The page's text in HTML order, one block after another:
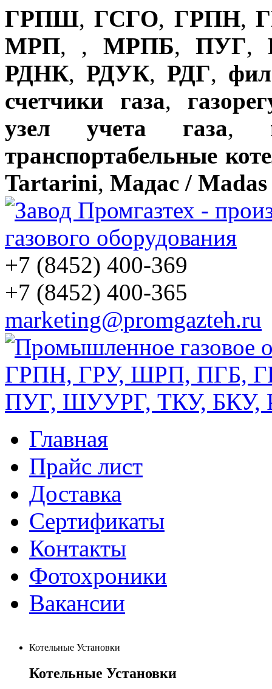
ГРПШ,ГСГО, ГРПН,
МРП, , МРПБ, ПУГ,
РДНК, РДУК, РДГ,
счетчики газа,
узел учета газа,
транспортабельные
Tartarini, Мадас / Madas
+7 (8452) 400-369
+7 (8452) 400-365
marketing@promgazteh.ru
Главная
Прайс лист
Доставка
Сертификаты
Контакты
Фотохроники
Вакансии
Котельные Установки
Котельные Установки